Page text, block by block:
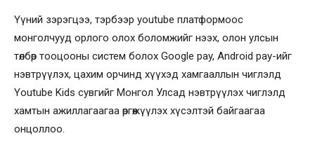
Үүний зэрэгцээ, тэрбээр youtube платформоос
монголчууд орлого олох боломжийг нээх, олон улсын
төлбөр тооцооны систем болох Google pay, Android pay-ийг
нэвтрүүлэх, цахим орчинд хүүхэд хамгааллын чиглэлд
Youtube Kids сувгийг Монгол Улсад нэвтрүүлэх чиглэлд
хамтын ажиллагаагаа өргөжүүлэх хүсэлтэй байгаагаа
онцоллоо.